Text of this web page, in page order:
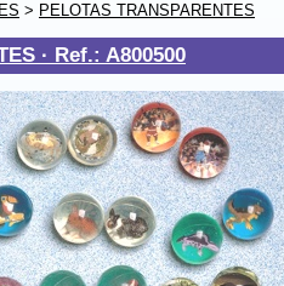
> PELOTAS TRANSPARENTES
· Ref.: A800500